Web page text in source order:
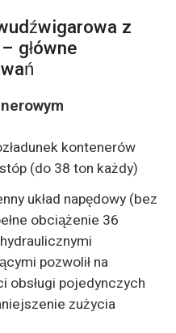
z
główne
kontenerów
(do 38 ton każdy)
układ napędowy (bez
obciążenie 36
pozwolił na
obsługi pojedynczych
zużycia